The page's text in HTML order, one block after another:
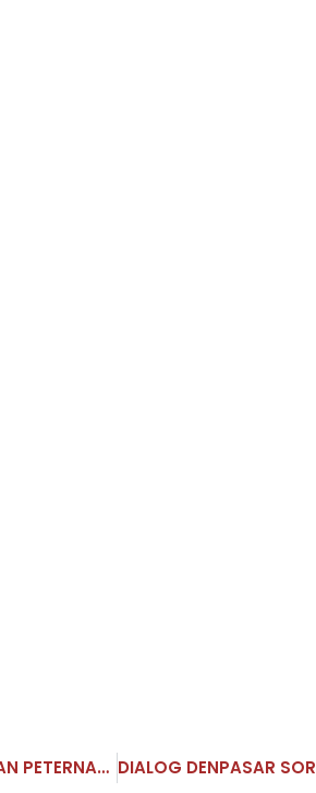
KITA SETARA || FESTIVAL KEKURUYUUUK! “KOLABORASI MASA DEPAN PETERNAKAN BERKEADILAN BERKELANJUTAN